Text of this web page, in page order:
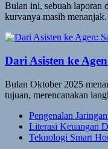
Bulan ini, sebuah laporan
kurvanya masih
Dari Asisten ke
Bulan Oktober 2025
tujuan, merencanakan
Pengenalan
Literasi Keuangan
Teknologi Smart